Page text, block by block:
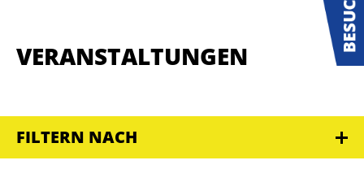
VERANSTALTUNGEN
FILTERN NACH